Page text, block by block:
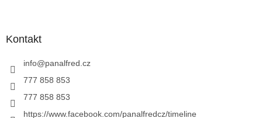
Kontakt
info@panalfred.cz
777 858 853
777 858 853
https://www.facebook.com/panalfredcz/timeline